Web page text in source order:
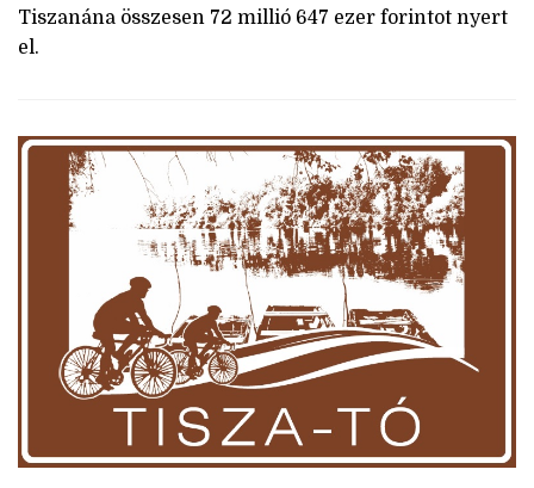
Tiszanána összesen 72 millió 647 ezer forintot nyert
el.